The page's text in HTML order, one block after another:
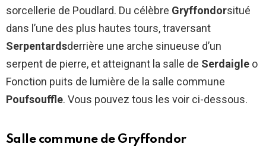
sorcellerie de Poudlard. Du célèbre Gryffondorsitué
dans l’une des plus hautes tours, traversant
Serpentardsderrière une arche sinueuse d’un
serpent de pierre, et atteignant la salle de Serdaigle o
Fonction puits de lumière de la salle commune
Poufsouffle. Vous pouvez tous les voir ci-dessous.
Salle commune de Gryffondor